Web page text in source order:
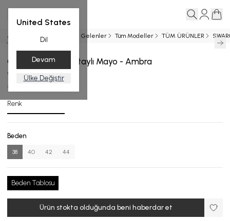
United States
Dil
Devam
Ülke Değiştir
Ana Sayfa MAYO Yeni Gelenler Tüm Modeller TÜM ÜRÜNLER
Gold Kuş Gözü Detaylı Mayo - Ambra
₺ 10,999.00
M.2700-24_R132_38
Renk
Beden
38 40 42 44
Beden Tablosu
Ürün stokta olduğunda beni haberdar et